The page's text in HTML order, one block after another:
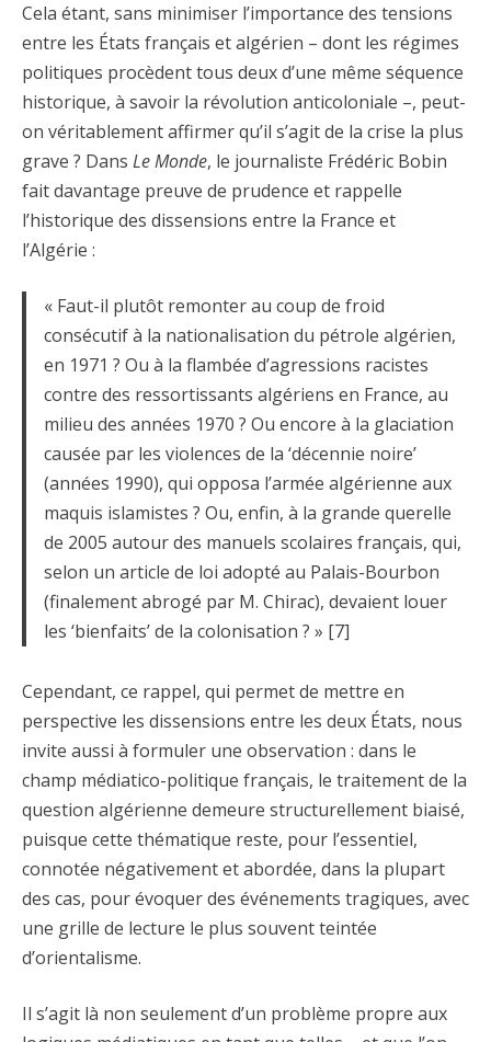
Cela étant, sans minimiser l’importance des tensions
entre les États français et algérien – dont les régimes
politiques procèdent tous deux d’une même séquence
historique, à savoir la révolution anticoloniale –, peut-
on véritablement affirmer qu’il s’agit de la crise la plus
grave ? Dans Le Monde, le journaliste Frédéric Bobin
fait davantage preuve de prudence et rappelle
l’historique des dissensions entre la France et
l’Algérie :
« Faut-il plutôt remonter au coup de froid
consécutif à la nationalisation du pétrole algérien,
en 1971 ? Ou à la flambée d’agressions racistes
contre des ressortissants algériens en France, au
milieu des années 1970 ? Ou encore à la glaciation
causée par les violences de la ‘décennie noire’
(années 1990), qui opposa l’armée algérienne aux
maquis islamistes ? Ou, enfin, à la grande querelle
de 2005 autour des manuels scolaires français, qui,
selon un article de loi adopté au Palais-Bourbon
(finalement abrogé par M. Chirac), devaient louer
les ‘bienfaits’ de la colonisation ? » [7]
Cependant, ce rappel, qui permet de mettre en
perspective les dissensions entre les deux États, nous
invite aussi à formuler une observation : dans le
champ médiatico-politique français, le traitement de la
question algérienne demeure structurellement biaisé,
puisque cette thématique reste, pour l’essentiel,
connotée négativement et abordée, dans la plupart
des cas, pour évoquer des événements tragiques, avec
une grille de lecture le plus souvent teintée
d’orientalisme.
Il s’agit là non seulement d’un problème propre aux